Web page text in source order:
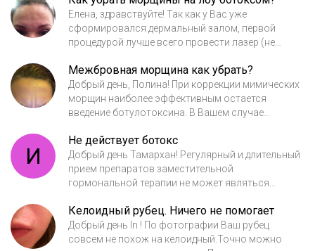
кожу, а стимулировать выработку нового
коллагена) Количество процедур будет
определяться в ходе лечения. После окончания
основе гиалуроновой кислоты. У меня имеется
положительный опыт в лечении подобных
проблем. Что по поводу рубца в области бедра,
если он беспокоит и плотный, то необходимо
закамуфлировать дерматопигментированием (
перманентный макияж) Клиника Абсолют мед т 8-
499-662-02-03.
Елена, здравствуйте! Так как у Вас уже
сформировался дермальный залом, первой
процедурой лучше всего провести лазер (не
фототермолиз), далее ч/з две-три недели
ботулинотерапия лба и межбровья и уже потом
закамуфлировать мягким филлером. Желаю
удачи!
Межбровная морщина как убрать?
Добрый день, Полина! При коррекции мимических
морщин наиболее эффективным остается
введение ботулотоксина. В Вашем случае
межбровья, это допустимо.При этом опущение
бровей не произойдет. Если через 2-3 недели не
наступит полного разглаживания складок можно
ввести филлер- гель гиалуроновой кислоты.
мышцы будут не активны.Эффект при сочетании
двух процедур будет длиться намного
дольше.Желаю удачи!
Не действует ботокс
И
Добрый день Тамархан! Регулярный и длительный
прием препаратов заместительной
гормональной терапии не может являться
ботулинотерапии, т.к. у препарата Анжелик нет
механизмов воздействия на нервно-мышечную
проводимость. Причин может быть несколько.:
Келоидный рубец. Ничего не помогает
Добрый день In ! По фотографии Ваш рубец
совсем не похож на келоидный.Точно можно